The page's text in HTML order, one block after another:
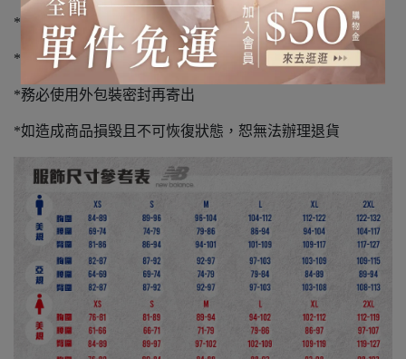
*本店僅供退貨，且恕不再提供原優惠
*保持商品、包裝(鞋盒)完整
*務必使用外包裝密封再寄出
*如造成商品損毀且不可恢復狀態，恕無法辦理退貨